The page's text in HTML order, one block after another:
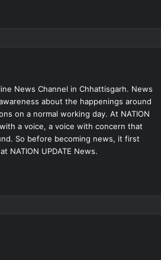
News Channel in Chhattisgarh. News
about the happenings around
on a normal working day. At NATION
a voice, a voice with concern that
So before becoming news, it first
NATION UPDATE News.